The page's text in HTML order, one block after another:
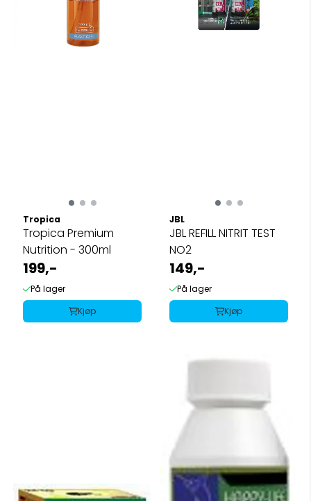
Tropica
Tropica Premium
Nutrition - 300ml
199,-
På lager
Kjøp
JBL
JBL REFILL NITRIT TEST
NO2
149,-
På lager
Kjøp